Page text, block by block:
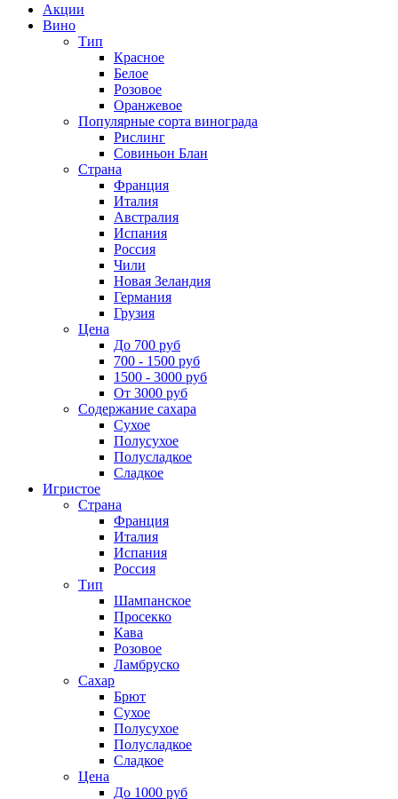
Акции
Вино
Тип
Красное
Белое
Розовое
Оранжевое
Популярные сорта винограда
Рислинг
Совиньон Блан
Страна
Франция
Италия
Австралия
Испания
Россия
Чили
Новая Зеландия
Германия
Грузия
Цена
До 700 руб
700 - 1500 руб
1500 - 3000 руб
От 3000 руб
Содержание сахара
Сухое
Полусухое
Полусладкое
Сладкое
Игристое
Страна
Франция
Италия
Испания
Россия
Тип
Шампанское
Просекко
Кава
Розовое
Ламбруско
Сахар
Брют
Сухое
Полусухое
Полусладкое
Сладкое
Цена
До 1000 руб